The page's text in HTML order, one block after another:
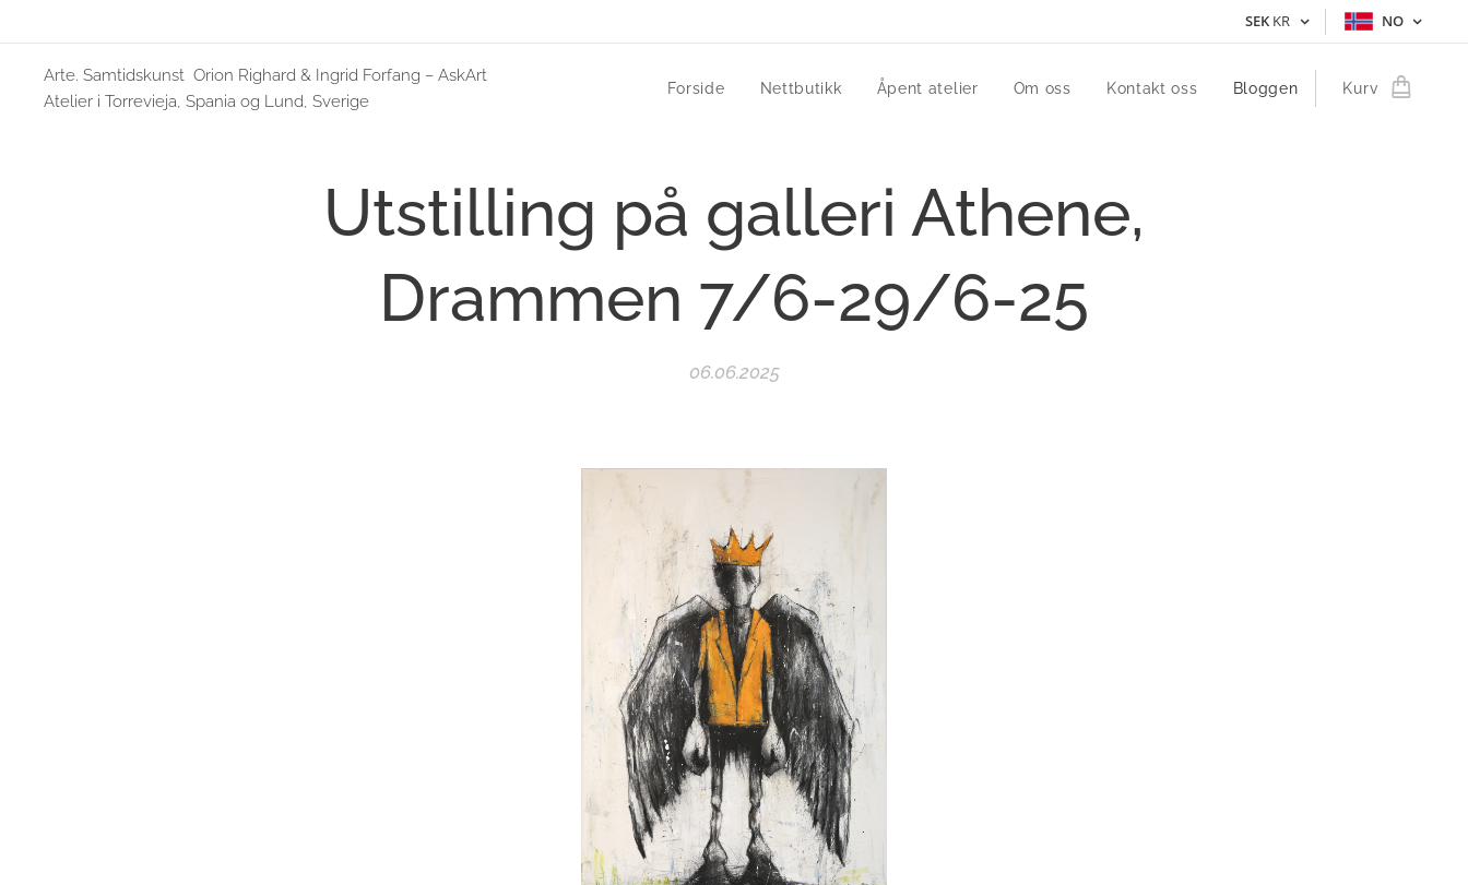
SEK KR NO
Arte. Samtidskunst Orion Righard & Ingrid Forfang – AskArt
Atelier i Torrevieja, Spania og Lund, Sverige
Forside Nettbutikk Åpent atelier Om oss Kontakt oss Bloggen Kurv
Utstilling på galleri Athene,
Drammen 7/6-29/6-25
06.06.2025